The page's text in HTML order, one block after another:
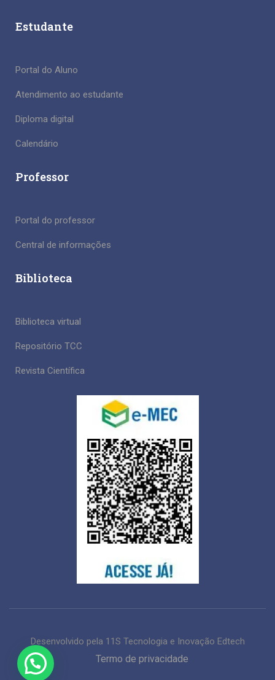
Estudante
Portal do Aluno
Atendimento ao estudante
Diploma digital
Calendário
Professor
Portal do professor
Central de informações
Biblioteca
Biblioteca virtual
Repositório TCC
Revista Científica
Desenvolvido pela 11S Tecnologia e Inovação Edtech
Termo de privacidade